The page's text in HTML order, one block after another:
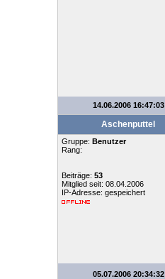
14.06.2006 16:47:03
Aschenputtel
Gruppe: Benutzer
Rang:
Beiträge: 53
Mitglied seit: 08.04.2006
IP-Adresse: gespeichert
05.07.2006 20:34:32